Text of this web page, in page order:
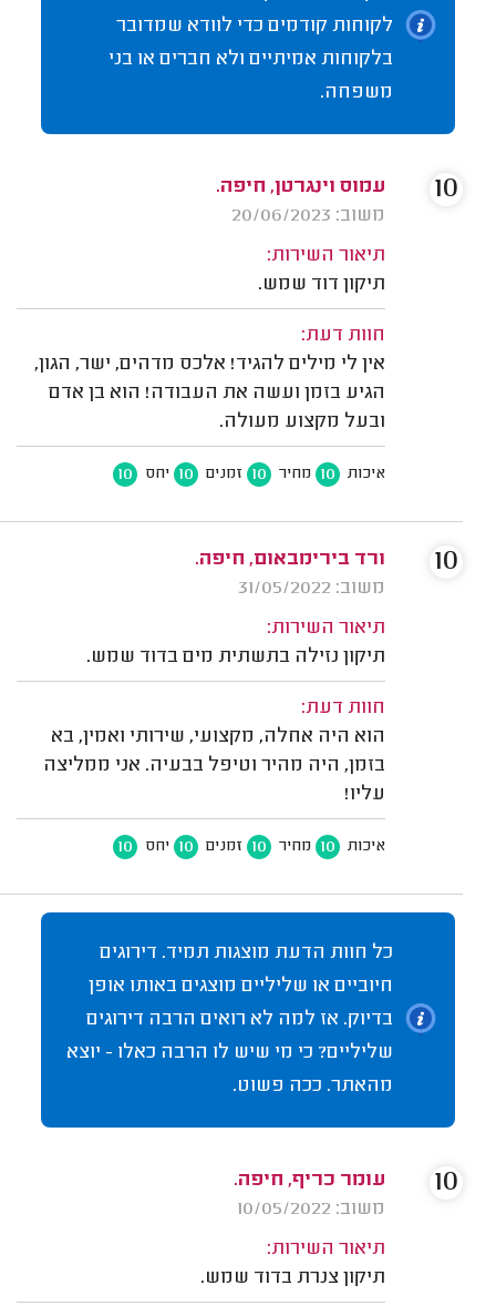
לקוחות קודמים כדי לוודא שמדובר
בלקוחות אמיתיים ולא חברים או בני
משפחה.
עמוס וינגרטן, חיפה.
משוב: 20/06/2023
תיאור השירות:
תיקון דוד שמש.
חוות דעת:
אין לי מילים להגיד! אלכס מדהים, ישר, הגון,
הגיע בזמן ועשה את העבודה! הוא בן אדם
ובעל מקצוע מעולה.
איכות 10 מחיר 10 זמנים 10 יחס 10
10
ורד בירימבאום, חיפה.
משוב: 31/05/2022
תיאור השירות:
תיקון נזילה בתשתית מים בדוד שמש.
חוות דעת:
הוא היה אחלה, מקצועי, שירותי ואמין, בא
בזמן, היה מהיר וטיפל בבעיה. אני ממליצה
עליו!
איכות 10 מחיר 10 זמנים 10 יחס 10
10
כל חוות הדעת מוצגות תמיד. דירוגים
חיוביים או שליליים מוצגים באותו אופן
בדיוק. אז למה לא רואים הרבה דירוגים
שליליים? כי מי שיש לו הרבה כאלו - יוצא
מהאתר. ככה פשוט.
עומר כריף, חיפה.
משוב: 10/05/2022
תיאור השירות:
תיקון צנרת בדוד שמש.
10